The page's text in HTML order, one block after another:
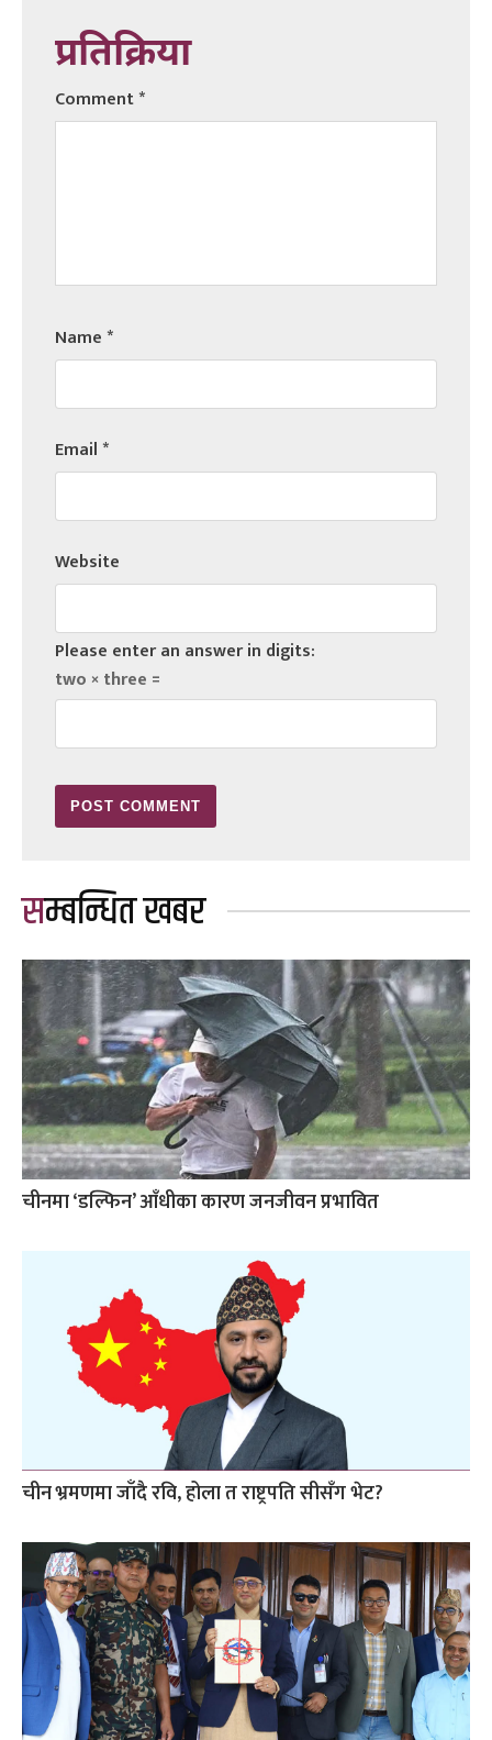
प्रतिक्रिया
Comment*
Name*
Email*
Website
Please enter an answer in digits:
two × three =
सम्बन्धित खबर
चीनमा ‘डल्फिन’ आँधीका कारण जनजीवन प्रभावित
चीन भ्रमणमा जाँदै रवि, होला त राष्ट्रपति सीसँग भेट?